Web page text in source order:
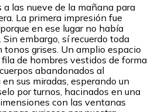
las nueve de la mañana para
La primera impresión fue
en ese lugar no había
embargo, sí recuerdo toda
tonos grises. Un amplio espacio
de hombres vestidos de forma
abandonados al
sus miradas, esperando un
por turnos, hacinados en una
con las ventanas